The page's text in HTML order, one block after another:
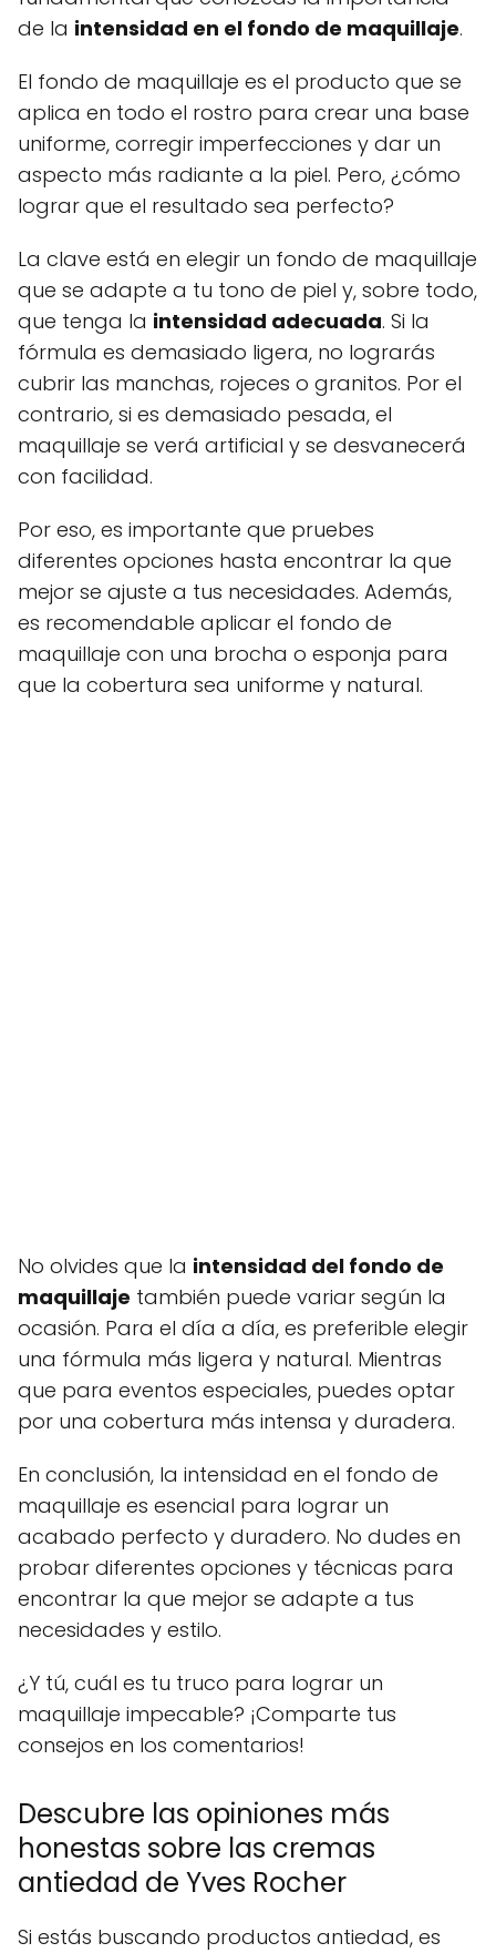
de la intensidad en el fondo de maquillaje.
El fondo de maquillaje es el producto que se
aplica en todo el rostro para crear una base
uniforme, corregir imperfecciones y dar un
aspecto más radiante a la piel. Pero, ¿cómo
lograr que el resultado sea perfecto?
La clave está en elegir un fondo de maquillaje
que se adapte a tu tono de piel y, sobre todo,
que tenga la intensidad adecuada. Si la
fórmula es demasiado ligera, no lograrás
cubrir las manchas, rojeces o granitos. Por el
contrario, si es demasiado pesada, el
maquillaje se verá artificial y se desvanecerá
con facilidad.
Por eso, es importante que pruebes
diferentes opciones hasta encontrar la que
mejor se ajuste a tus necesidades. Además,
es recomendable aplicar el fondo de
maquillaje con una brocha o esponja para
que la cobertura sea uniforme y natural.
No olvides que la intensidad del fondo de
maquillaje también puede variar según la
ocasión. Para el día a día, es preferible elegir
una fórmula más ligera y natural. Mientras
que para eventos especiales, puedes optar
por una cobertura más intensa y duradera.
En conclusión, la intensidad en el fondo de
maquillaje es esencial para lograr un
acabado perfecto y duradero. No dudes en
probar diferentes opciones y técnicas para
encontrar la que mejor se adapte a tus
necesidades y estilo.
¿Y tú, cuál es tu truco para lograr un
maquillaje impecable? ¡Comparte tus
consejos en los comentarios!
Descubre las opiniones más
honestas sobre las cremas
antiedad de Yves Rocher
Si estás buscando productos antiedad, es